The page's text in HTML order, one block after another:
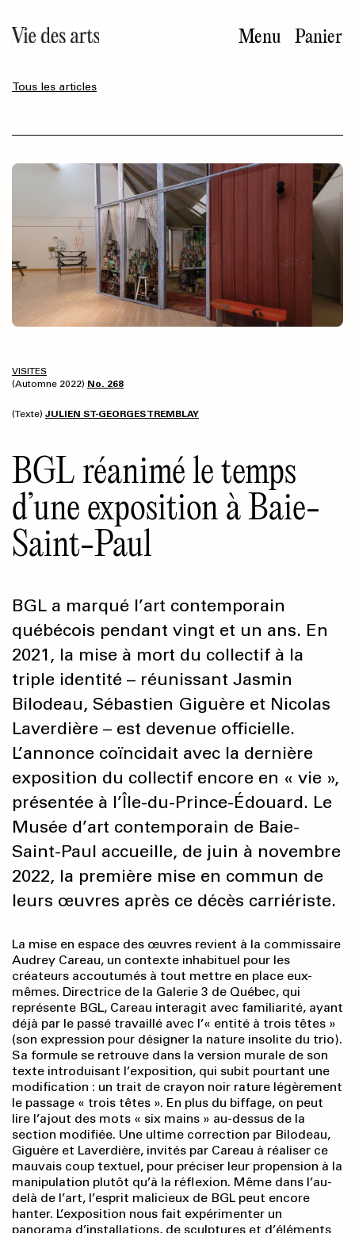
au
contenu
Menu Panier
Tous les articles
VISITES
(Automne 2022) No. 268
(Texte) JULIEN ST-GEORGES TREMBLAY
BGL réanimé le temps
d’une exposition à Baie-
Saint-Paul
BGL a marqué l’art contemporain
québécois pendant vingt et un ans. En
2021, la mise à mort du collectif à la
triple identité – réunissant Jasmin
Bilodeau, Sébastien Giguère et Nicolas
Laverdière – est devenue officielle.
L’annonce coïncidait avec la dernière
exposition du collectif encore en « vie »,
présentée à l’Île-du-Prince-Édouard. Le
Musée d’art contemporain de Baie-
Saint-Paul accueille, de juin à novembre
2022, la première mise en commun de
leurs œuvres après ce décès carriériste.
La mise en espace des œuvres revient à la commissaire
Audrey Careau, un contexte inhabituel pour les
créateurs accoutumés à tout mettre en place eux-
mêmes. Directrice de la Galerie 3 de Québec, qui
représente BGL, Careau interagit avec familiarité, ayant
déjà par le passé travaillé avec l’« entité à trois têtes »
(son expression pour désigner la nature insolite du trio).
Sa formule se retrouve dans la version murale de son
texte introduisant l’expo­sition, qui subit pourtant une
modification : un trait de crayon noir rature légèrement
le passage « trois têtes ». En plus du biffage, on peut
lire l’ajout des mots « six mains » au-dessus de la
section modifiée. Une ultime correction par Bilodeau,
Giguère et Laverdière, invités par Careau à réaliser ce
mauvais coup textuel, pour préciser leur propension à la
manipulation plutôt qu’à la réflexion. Même dans l’au-
delà de l’art, l’esprit malicieux de BGL peut encore
hanter. L’exposition nous fait expérimenter un
panorama d’installations, de sculptures et d’éléments